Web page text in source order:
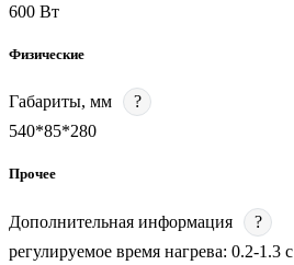
600 Вт
Физические
Габариты, мм
?
540*85*280
Прочее
Дополнительная информация
?
регулируемое время нагрева: 0.2-1.3 с